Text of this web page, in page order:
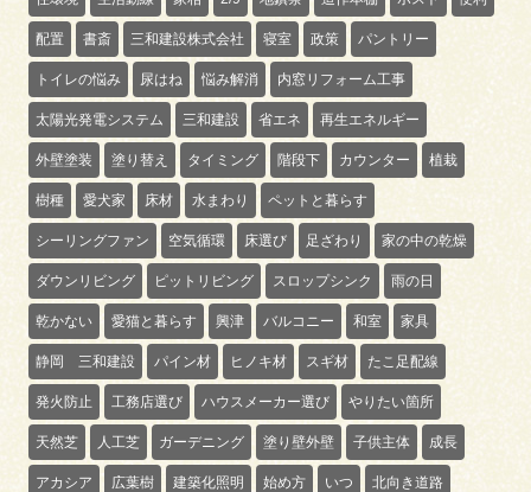
配置 書斎 三和建設株式会社 寝室 政策 パントリー
トイレの悩み 尿はね 悩み解消 内窓リフォーム工事
太陽光発電システム 三和建設 省エネ 再生エネルギー
外壁塗装 塗り替え タイミング 階段下 カウンター 植栽
樹種 愛犬家 床材 水まわり ペットと暮らす
シーリングファン 空気循環 床選び 足ざわり 家の中の乾燥
ダウンリビング ピットリビング スロップシンク 雨の日
乾かない 愛猫と暮らす 興津 バルコニー 和室 家具
静岡 三和建設 パイン材 ヒノキ材 スギ材 たこ足配線
発火防止 工務店選び ハウスメーカー選び やりたい箇所
天然芝 人工芝 ガーデニング 塗り壁外壁 子供主体 成長
アカシア 広葉樹 建築化照明 始め方 いつ 北向き道路